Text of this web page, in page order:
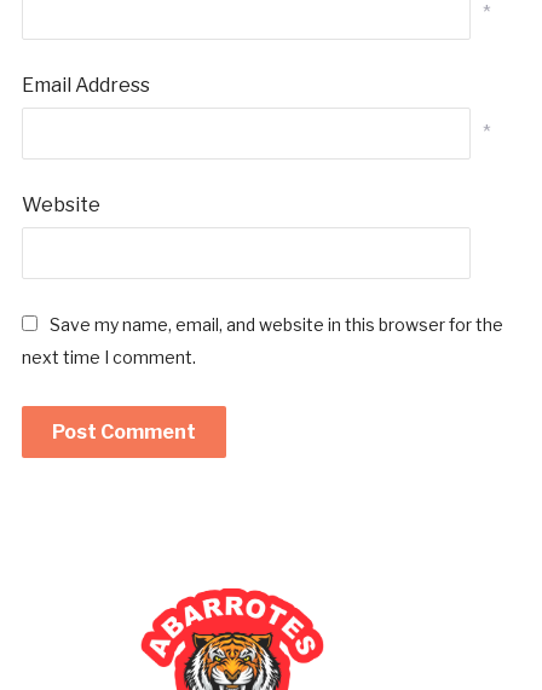
*
Email Address
*
Website
Save my name, email, and website in this browser for the
next time I comment.